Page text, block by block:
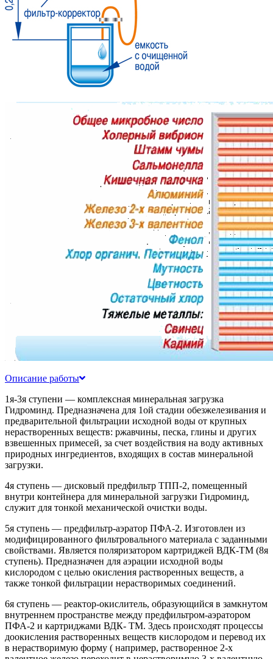
Описание работы
1я-3я ступени — комплексная минеральная загрузка
Гидроминд. Предназначена для 1ой стадии обезжелезивания и
предварительной фильтрации исходной воды от крупных
нерастворенных веществ: ржавчины, песка, глины и других
взвешенных примесей, за счет воздействия на воду активных
природных ингредиентов, входящих в состав минеральной
загрузки.
4я ступень — дисковый предфильтр ТПП-2, помещенный
внутри контейнера для минеральной загрузки Гидроминд,
служит для тонкой механической очистки воды.
5я ступень — предфильтр-аэратор ПФА-2. Изготовлен из
модифицированного фильтровального материала с заданными
свойствами. Является поляризатором картриджей ВДК-ТМ (8я
ступень). Предназначен для аэрации исходной воды
кислородом с целью окисления растворенных веществ, а
также тонкой фильтрации нерастворимых соединений.
6я ступень — реактор-окислитель, образующийся в замкнутом
внутреннем пространстве между предфильтром-аэратором
ПФА-2 и картриджами ВДК- ТМ. Здесь происходят процессы
доокисления растворенных веществ кислородом и перевод их
в нерастворимую форму ( например, растворенное 2-х